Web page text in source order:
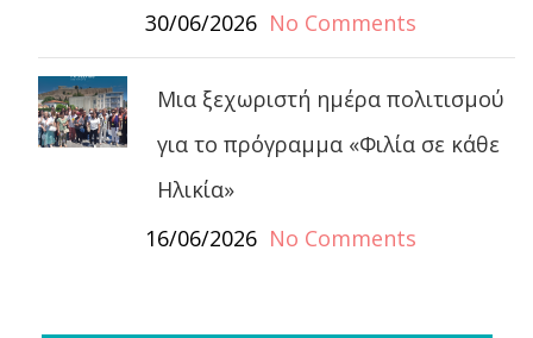
30/06/2026 No Comments
Μια ξεχωριστή ημέρα πολιτισμού
για το πρόγραμμα «Φιλία σε κάθε
Ηλικία»
16/06/2026 No Comments